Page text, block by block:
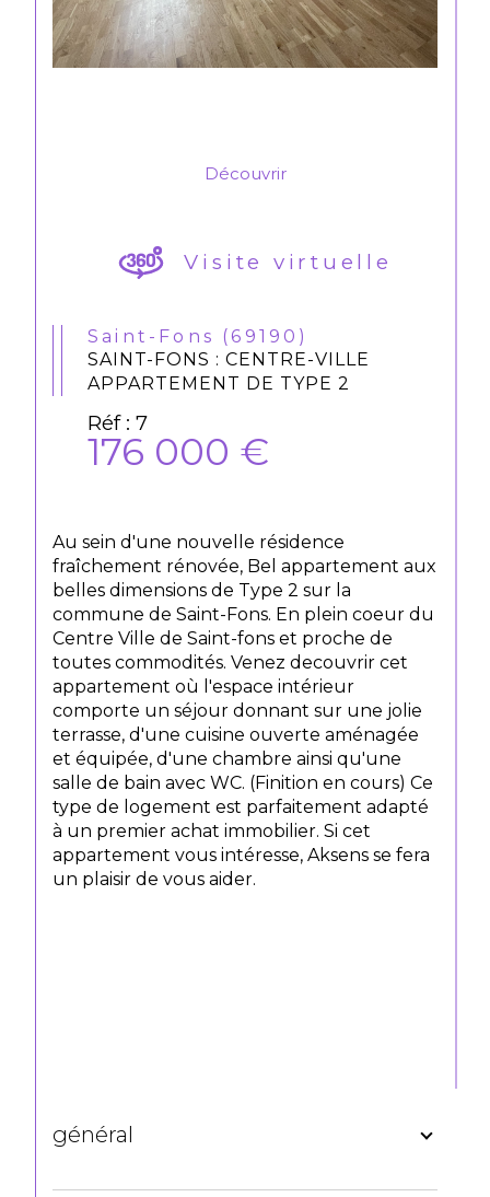
Découvrir
Visite virtuelle
Saint-Fons (69190)
SAINT-FONS : CENTRE-VILLE
APPARTEMENT DE TYPE 2
Réf : 7
176 000 €
Au sein d'une nouvelle résidence
fraîchement rénovée, Bel appartement aux
belles dimensions de Type 2 sur la
commune de Saint-Fons. En plein coeur du
Centre Ville de Saint-fons et proche de
toutes commodités. Venez decouvrir cet
appartement où l'espace intérieur
comporte un séjour donnant sur une jolie
terrasse, d'une cuisine ouverte aménagée
et équipée, d'une chambre ainsi qu'une
salle de bain avec WC. (Finition en cours) Ce
type de logement est parfaitement adapté
à un premier achat immobilier. Si cet
appartement vous intéresse, Aksens se fera
un plaisir de vous aider.
général